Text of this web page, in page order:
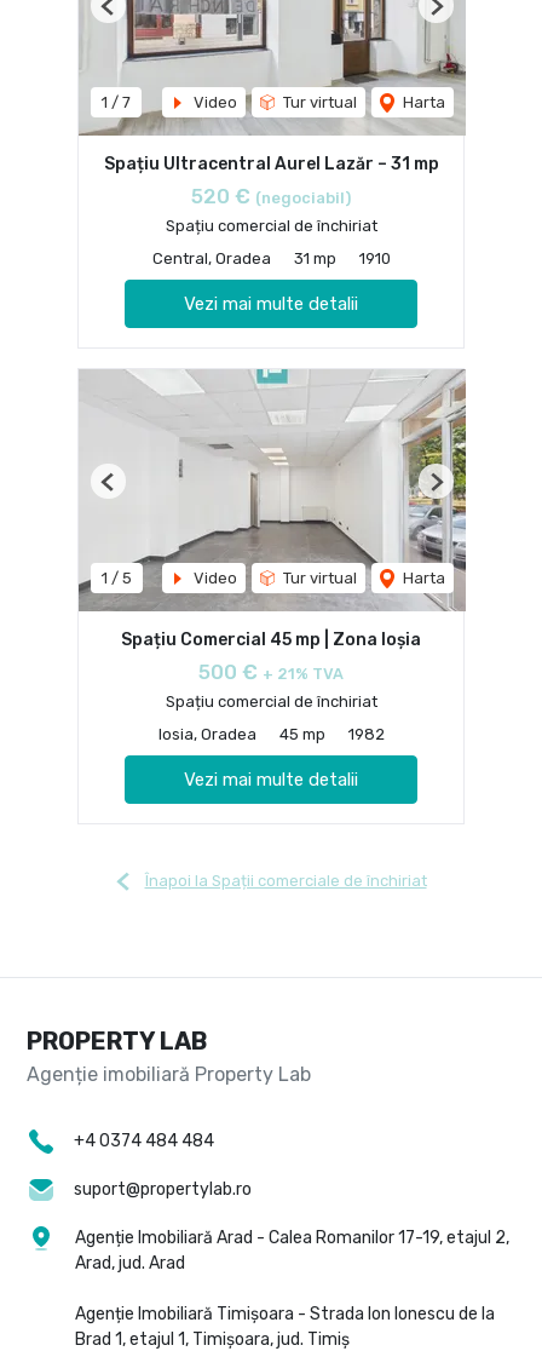
1 / 7 Video Tur virtual Harta
Previous Next
Spațiu Ultracentral Aurel Lazăr – 31 mp
520 € (negociabil)
Spațiu comercial de închiriat
Central, Oradea
31 mp 1910
Vezi mai multe detalii
1 / 5 Video Tur virtual Harta
Previous Next
Spațiu Comercial 45 mp | Zona Ioșia
500 € + 21% TVA
Spațiu comercial de închiriat
Iosia, Oradea
45 mp 1982
Vezi mai multe detalii
Înapoi la Spații comerciale de închiriat
PROPERTY LAB
+4 0374 484 484
suport@propertylab.ro
Agenție Imobiliară Arad - Calea Romanilor 17-19, etajul 2,
Arad, jud. Arad
Agenție Imobiliară Timișoara - Strada Ion Ionescu de la
Brad 1, etajul 1, Timișoara, jud. Timiș